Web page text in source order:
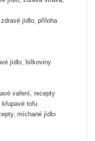
jídlo, příloha
jídlo, bílkoviny
vaření, recepty
tofu
míchané jídlo